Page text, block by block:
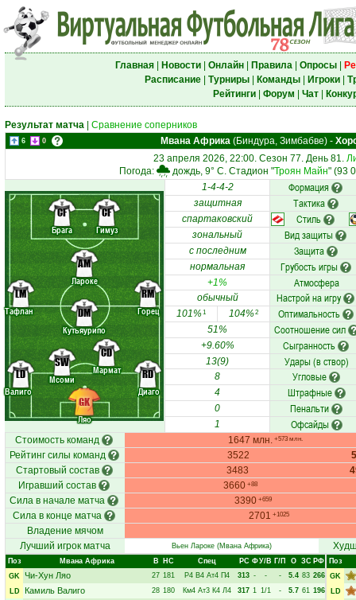
Главная| Новости| Онлайн| Правила| Опросы|
Расписание| Турниры| Команды| Игроки|
Рейтинги| Форум Чат|
Результат матча Сравнение соперников
6 0 Мвана Африка (Биндура, Зимбабве) -
23 апреля 2026, 22:00. Сезон 77. День 81.
Погода:
дождь, 9° C. Стадион "Троян Майн" (93
Ляо
Валиго
Мсоми
Мармат
Диаго
Тафлан
Кутьяурипо
Лароке
Горец
Брага Гимуз
GK
LD
SW
CD
RD
LM
DM
AM
RM
CF CF
1-4-4-2 Формация
защитная Тактика
спартаковский Стиль
зональный Вид защиты
с последним Защита
нормальная Грубость игры
+1% Атмосфера
обычный Настрой на игру
101%1 104%2 Оптимальность
51% Соотношение сил
+9.60% Сыгранность
13(9) Удары (в створ)
8 Угловые
4 Штрафные
0 Пенальти
1 Офсайды
Стоимость команд 1647 млн. +573 млн.
Рейтинг силы команд 3522
Стартовый состав
3483
Игравший состав
3660 +88
Сила в начале матча 3390 +659
Сила в конце матча 2701 +1025
Владение мячом
Лучший игрок матча
Вьен Лароке (Мвана Африка)
Поз Мвана Африка В НC Спец РC ФУ/В Г/П О ЗС РФ
GK Чи-Хун Ляо 27 181 Р4 В4 Ат4 П4 313 - - - 5.4 83 266
LD
Камиль Валиго 28 180 Км4 Ат3 К4 Л4 317 1 1/1 - 5.7 61 196
Поз
GK
LD